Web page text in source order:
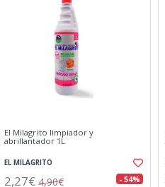
El Milagrito limpiador y
abrillantador 1L
EL MILAGRITO
2,27€ 4,90€ - 54%